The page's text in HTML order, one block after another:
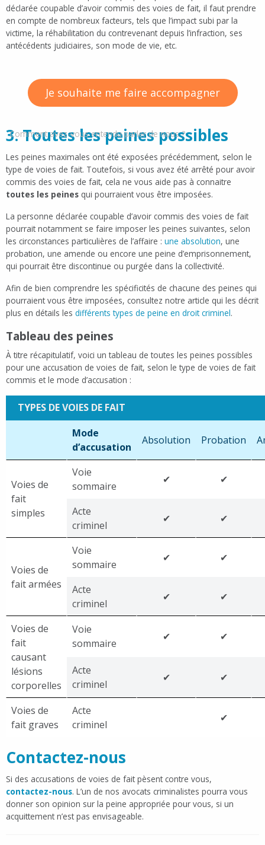
déclarée coupable d’avoir commis des voies de fait, il faut prendre
en compte de nombreux facteurs, tels que l’impact subi par la
victime, la réhabilitation du contrevenant depuis l’infraction, ses
antécédents judiciaires, son mode de vie, etc.
Je souhaite me faire accompagner
3. Toutes les peines possibles
Les peines maximales ont été exposées précédemment, selon le
type de voies de fait. Toutefois, si vous avez été arrêté pour avoir
commis des voies de fait, cela ne vous aide pas à connaitre
toutes les peines qui pourraient vous être imposées.
La personne déclarée coupable d’avoir commis des voies de fait
pourrait notamment se faire imposer les peines suivantes, selon
les circonstances particulières de l’affaire : une absolution, une
probation, une amende ou encore une peine d’emprisonnement,
qui pourrait être discontinue ou purgée dans la collectivité.
Afin de bien comprendre les spécificités de chacune des peines qui
pourraient vous être imposées, consultez notre article qui les décrit
plus en détails les différents types de peine en droit criminel.
Tableau des peines
À titre récapitulatif, voici un tableau de toutes les peines possibles
pour une accusation de voies de fait, selon le type de voies de fait
commis et le mode d’accusation :
TYPES DE VOIES DE FAIT
Mode
d’accusation
Absolution Probation
Voies de
fait
simples
Voie
sommaire
✔ ✔
Acte
criminel
✔ ✔
Voies de
fait armées
Voie
sommaire
✔ ✔
Acte
criminel
✔ ✔
Voies de
fait
causant
lésions
corporelles
Voie
sommaire
✔ ✔
Acte
criminel
✔ ✔
Voies de
fait graves
Acte
criminel
✔
Contactez-nous
Si des accusations de voies de fait pèsent contre vous,
contactez-nous. L’un de nos avocats criminalistes pourra vous
donner son opinion sur la peine appropriée pour vous, si un
acquittement n’est pas envisageable.
Comment avez-vous entendu parler de nous ?